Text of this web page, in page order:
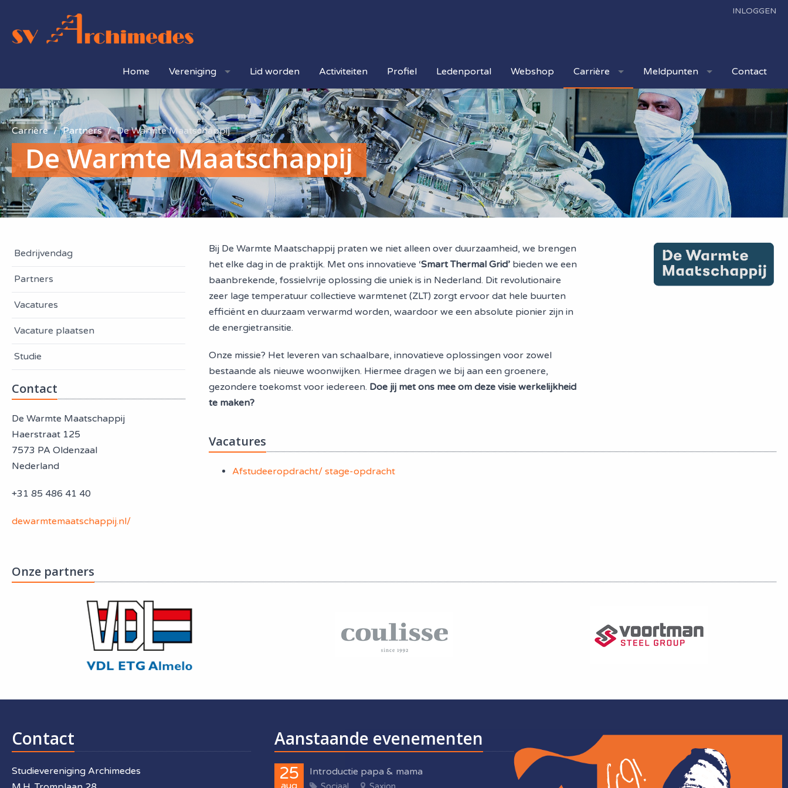
INLOGGEN
Home Vereniging Lid worden Activiteiten Profiel Ledenportal Webshop Carrière Meldpunten Contact
Carrière Partners De Warmte Maatschappij
De Warmte Maatschappij
Bedrijvendag
Partners
Vacatures
Vacature plaatsen
Studie
Contact
De Warmte Maatschappij
Haerstraat 125
7573 PA Oldenzaal
Nederland
+31 85 486 41 40
dewarmtemaatschappij.nl/
Bij De Warmte Maatschappij praten we niet alleen over duurzaamheid, we brengen
het elke dag in de praktijk. Met ons innovatieve ‘Smart Thermal Grid’ bieden we een
baanbrekende, fossielvrije oplossing die uniek is in Nederland. Dit revolutionaire
zeer lage temperatuur collectieve warmtenet (ZLT) zorgt ervoor dat hele buurten
efficiënt en duurzaam verwarmd worden, waardoor we een absolute pionier zijn in
de energietransitie.
Onze missie? Het leveren van schaalbare, innovatieve oplossingen voor zowel
bestaande als nieuwe woonwijken. Hiermee dragen we bij aan een groenere,
gezondere toekomst voor iedereen. Doe jij met ons mee om deze visie werkelijkheid
te maken?
Vacatures
Afstudeeropdracht/ stage-opdracht
Onze partners
Contact
Studievereniging Archimedes
Aanstaande evenementen
25
aug
Introductie papa & mama